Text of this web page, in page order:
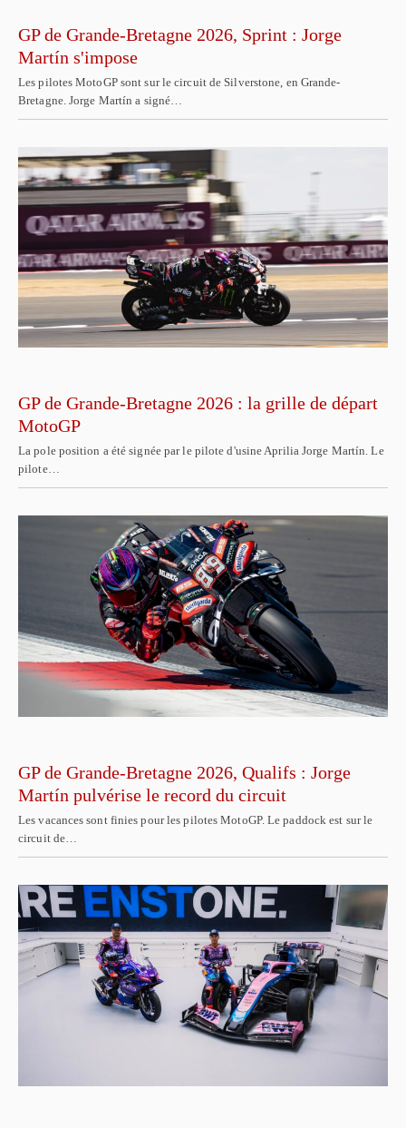
GP de Grande-Bretagne 2026, Sprint : Jorge
Martín s'impose
Les pilotes MotoGP sont sur le circuit de Silverstone, en Grande-
Bretagne. Jorge Martín a signé…
GP de Grande-Bretagne 2026 : la grille de départ
MotoGP
La pole position a été signée par le pilote d'usine Aprilia Jorge Martín. Le
pilote…
GP de Grande-Bretagne 2026, Qualifs : Jorge
Martín pulvérise le record du circuit
Les vacances sont finies pour les pilotes MotoGP. Le paddock est sur le
circuit de…